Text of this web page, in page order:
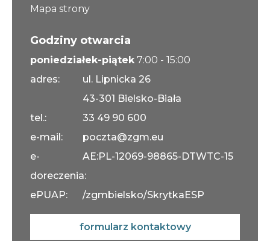
Mapa strony
Godziny otwarcia
poniedziałek-piątek 7:00 - 15:00
adres:
ul. Lipnicka 26
43-301 Bielsko-Biała
tel.:
33 49 90 600
e-mail:
poczta@zgm.eu
e-
doreczenia:
AE:PL-12069-98865-DTWTC-15
ePUAP: /zgmbielsko/SkrytkaESP
formularz kontaktowy